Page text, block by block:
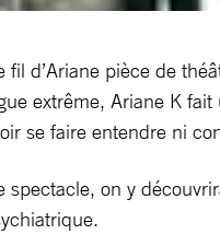
fil d’Ariane pièce de
extrême, Ariane K
se faire entendre ni
spectacle, on y